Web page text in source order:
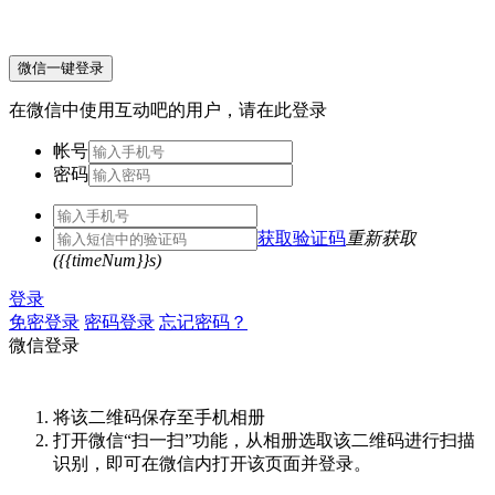
微信一键登录
在微信中使用互动吧的用户，请在此登录
帐号
密码
获取验证码重新获取
({{timeNum}}s)
登录
免密登录 密码登录 忘记密码？
微信登录
将该二维码保存至手机相册
打开微信“扫一扫”功能，从相册选取该二维码进行扫描
识别，即可在微信内打开该页面并登录。